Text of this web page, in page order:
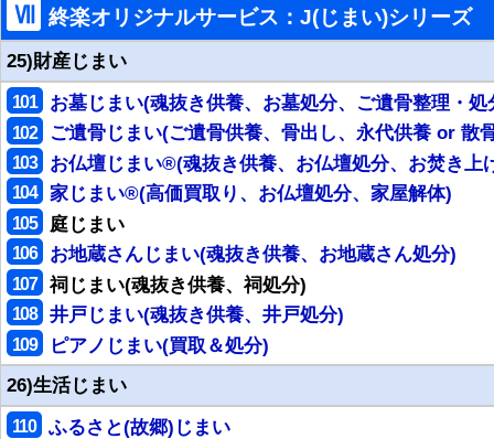
Ⅶ 終楽オリジナルサービス：J(じまい)シリーズ
25)財産じまい
101 お墓じまい(魂抜き供養、お墓処分、ご遺骨整理・処
102 ご遺骨じまい(ご遺骨供養、骨出し、永代供養 or 散
103 お仏壇じまい®(魂抜き供養、お仏壇処分、お焚き上
104 家じまい®(高価買取り、お仏壇処分、家屋解体)
105 庭じまい
106 お地蔵さんじまい(魂抜き供養、お地蔵さん処分)
107 祠じまい(魂抜き供養、祠処分)
108 井戸じまい(魂抜き供養、井戸処分)
109
ピアノじまい(買取＆処分)
26)生活じまい
110 ふるさと(故郷)じまい